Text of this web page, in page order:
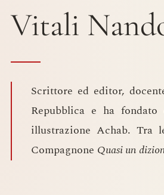
Vitali
Scrittore ed editor,
Repubblica e ha
illustrazione Achab.
Compagnone Quasi un